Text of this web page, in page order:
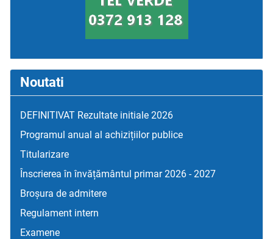
Noutati
DEFINITIVAT Rezultate initiale 2026
Programul anual al achizițiilor publice
Titularizare
Înscrierea în învățământul primar 2026 - 2027
Broșura de admitere
Regulament intern
Examene